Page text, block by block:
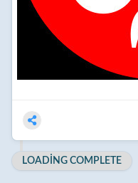
LOADING COMPLETE